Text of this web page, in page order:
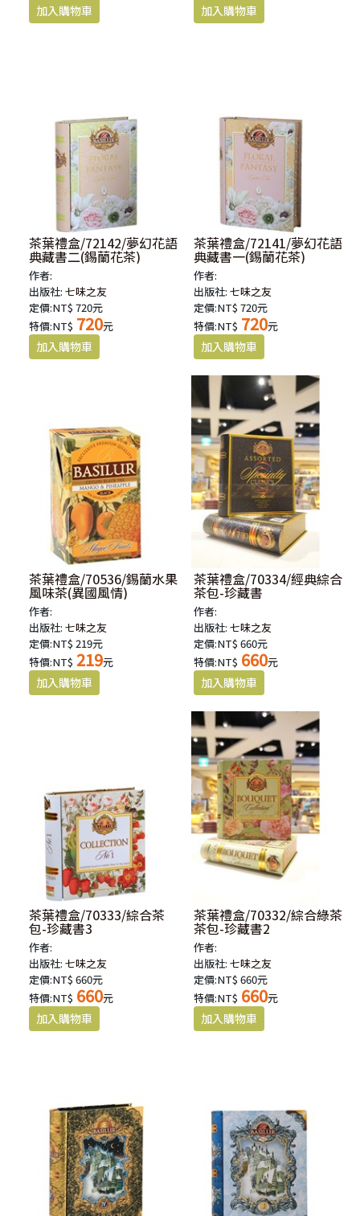
茶葉禮盒/72142/夢幻花語
典藏書二(錫蘭花茶)
作者:
出版社:七味之友
定價:NT$ 720元
特價:NT$ 720元
茶葉禮盒/72141/夢幻花語
典藏書一(錫蘭花茶)
作者:
出版社:七味之友
定價:NT$ 720元
特價:NT$ 720元
茶葉禮盒/70536/錫蘭水果
風味茶(異國風情)
作者:
出版社:七味之友
定價:NT$ 219元
特價:NT$ 219元
茶葉禮盒/70334/經典綜合
茶包-珍藏書
作者:
出版社:七味之友
定價:NT$ 660元
特價:NT$ 660元
茶葉禮盒/70333/綜合茶
包-珍藏書3
作者:
出版社:七味之友
定價:NT$ 660元
特價:NT$ 660元
茶葉禮盒/70332/綜合綠茶
茶包-珍藏書2
作者:
出版社:七味之友
定價:NT$ 660元
特價:NT$ 660元